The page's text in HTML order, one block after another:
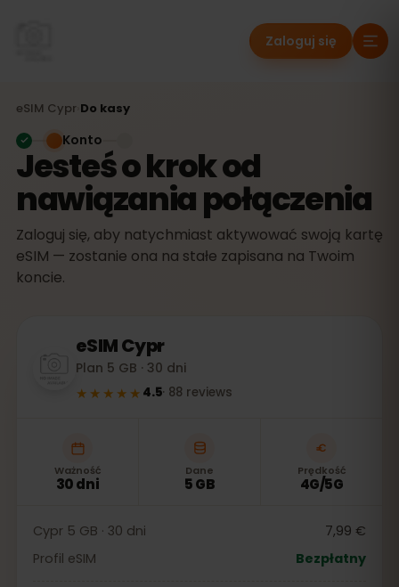
Zaloguj się
eSIM Cypr Do kasy
Jesteś o krok od
nawiązania połączenia
Zaloguj się, aby natychmiast aktywować swoją kartę
eSIM — zostanie ona na stałe zapisana na Twoim
koncie.
Konto
eSIMCypr
Plan 5 GB · 30 dni
★★★★★ 4.5· 88 reviews
Ważność
30 dni
Dane
5 GB
Prędkość
4G/5G
Cypr 5 GB · 30 dni
7,99 €
Profil eSIM
Bezpłatny